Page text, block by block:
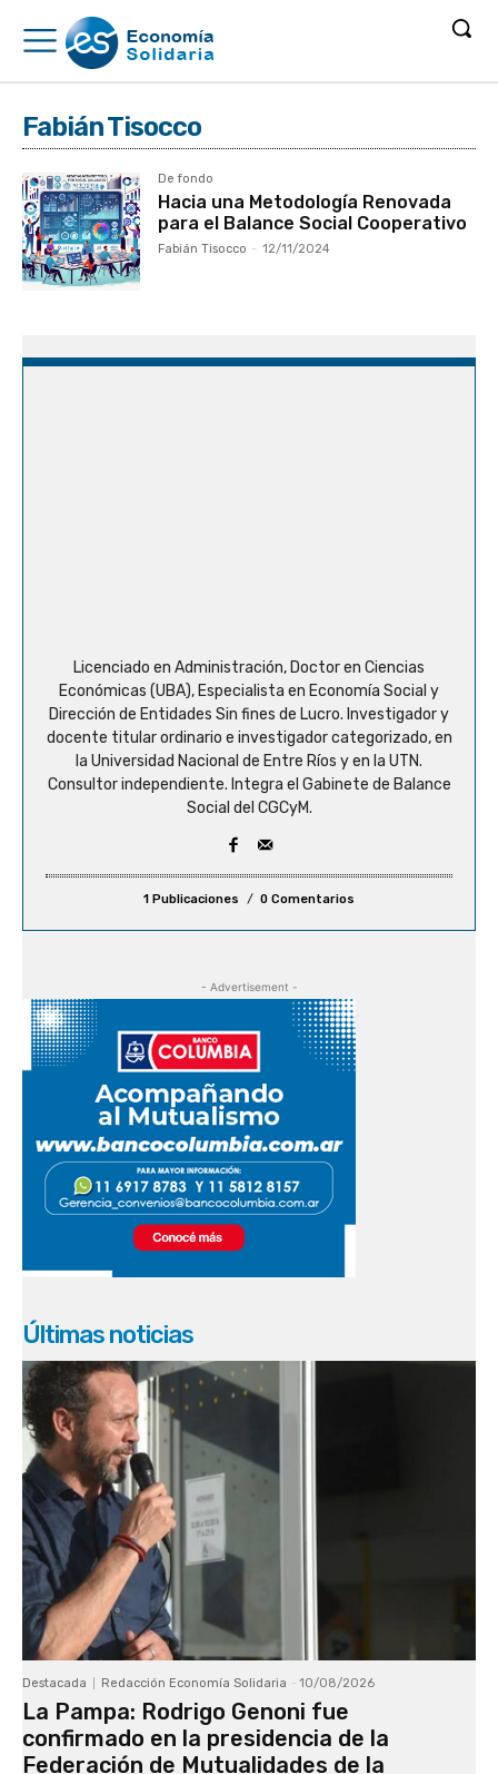
Fabián Tisocco
De fondo
Hacia una Metodología Renovada
para el Balance Social Cooperativo
Fabián Tisocco - 12/11/2024
Licenciado en Administración, Doctor en Ciencias
Económicas (UBA), Especialista en Economía Social y
Dirección de Entidades Sin fines de Lucro. Investigador y
docente titular ordinario e investigador categorizado, en
la Universidad Nacional de Entre Ríos y en la UTN.
Consultor independiente. Integra el Gabinete de Balance
Social del CGCyM.
1 Publicaciones 0 Comentarios
- Advertisement -
Últimas noticias
Destacada Redacción Economía Solidaria - 10/08/2026
La Pampa: Rodrigo Genoni fue
confirmado en la presidencia de la
Federación de Mutualidades de la